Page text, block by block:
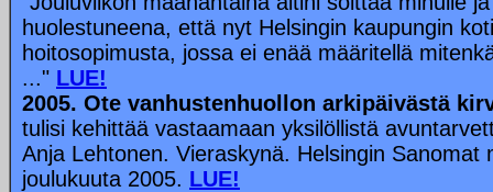
huolestuneena, että nyt Helsingin kaupungin
hoitosopimusta, jossa ei enää määritellä
..." LUE!
2005. Ote vanhustenhuollon arkipäivästä
tulisi kehittää vastaamaan yksilöllistä
Anja Lehtonen. Vieraskynä. Helsingin Sanomat
joulukuuta 2005. LUE!